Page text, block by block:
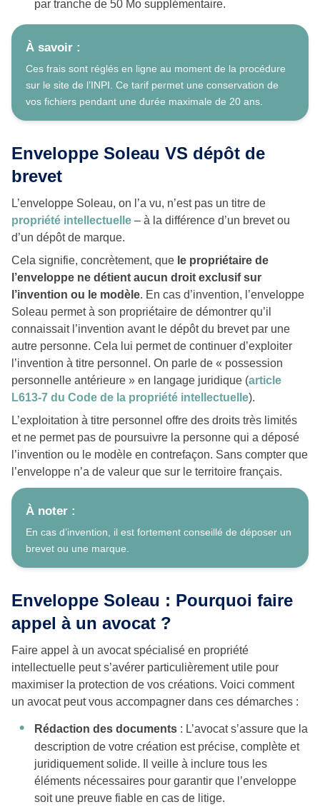
par tranche de 50 Mo supplémentaire.
À savoir :
Ces frais sont réglés en ligne au moment de la procédure
sur le site de l’INPI. Ce tarif permet une conservation de
vos fichiers pendant une durée maximale de 20 ans.
Enveloppe Soleau VS dépôt de
brevet
L’enveloppe Soleau, on l’a vu, n’est pas un titre de
propriété intellectuelle – à la différence d’un brevet ou
d’un dépôt de marque.
Cela signifie, concrètement, que le propriétaire de
l’enveloppe ne détient aucun droit exclusif sur
l’invention ou le modèle. En cas d’invention, l’enveloppe
Soleau permet à son propriétaire de démontrer qu’il
connaissait l’invention avant le dépôt du brevet par une
autre personne. Cela lui permet de continuer d’exploiter
l’invention à titre personnel. On parle de « possession
personnelle antérieure » en langage juridique (article
L613-7 du Code de la propriété intellectuelle).
L’exploitation à titre personnel offre des droits très limités
et ne permet pas de poursuivre la personne qui a déposé
l’invention ou le modèle en contrefaçon. Sans compter que
l’enveloppe n’a de valeur que sur le territoire français.
À noter :
En cas d’invention, il est fortement conseillé de déposer un
brevet ou une marque.
Enveloppe Soleau : Pourquoi faire
appel à un avocat ?
Faire appel à un avocat spécialisé en propriété
intellectuelle peut s’avérer particulièrement utile pour
maximiser la protection de vos créations. Voici comment
un avocat peut vous accompagner dans ces démarches :
Rédaction des documents : L’avocat s’assure que la
description de votre création est précise, complète et
juridiquement solide. Il veille à inclure tous les
éléments nécessaires pour garantir que l’enveloppe
soit une preuve fiable en cas de litige.